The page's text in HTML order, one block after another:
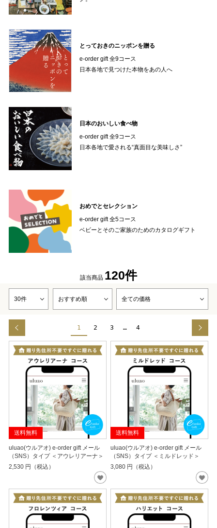
とっておきのニッポンを贈る
e-order gift 全9コース
日本各地で見つけた本物をあの人へ
日本のおいしい食べ物
e-order gift 全9コース
日本各地で愛される“真面目な美味しさ”
おめでとセレクション
e-order gift 全5コース
ベビーとそのご家族のためのカタログギフト
該当商品 120件
1 2 3 … 4
送料無料
uluao(ウルアオ) e-order gift メール
（SNS）タイプ ＜アウレリアーナ＞
2,530 円（税込）
送料無料
uluao(ウルアオ) e-order gift メール
（SNS）タイプ ＜ミルドレッド＞
3,080 円（税込）